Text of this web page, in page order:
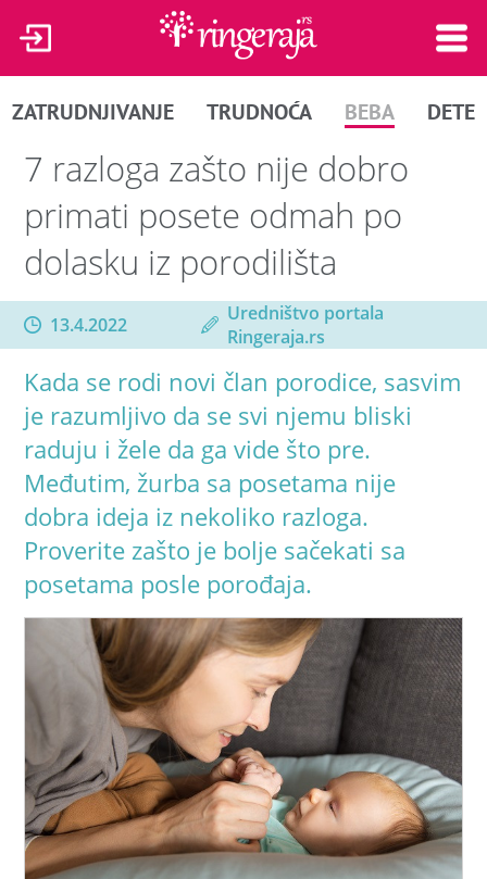
ZATRUDNJIVANJE TRUDNOĆA BEBA DETE
7 razloga zašto nije dobro
primati posete odmah po
dolasku iz porodilišta
13.4.2022
Uredništvo portala
Ringeraja.rs
Kada se rodi novi član porodice, sasvim
je razumljivo da se svi njemu bliski
raduju i žele da ga vide što pre.
Međutim, žurba sa posetama nije
dobra ideja iz nekoliko razloga.
Proverite zašto je bolje sačekati sa
posetama posle porođaja.